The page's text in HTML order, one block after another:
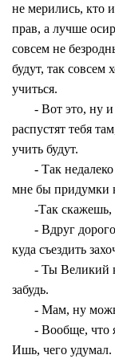
не мерились, кто
прав, а лучше
совсем не
будут, так совсем
учиться.
- Вот это, ну и
распустят тебя
учить будут.
- Так недалеко
мне бы придумки
-Так скажешь,
- Вдруг дорого
куда съездить
- Ты Великий
забудь.
- Мам, ну
- Вообще, что я
Ишь, чего удумал.